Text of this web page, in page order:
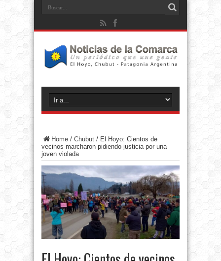
Home / Chubut / El Hoyo: Cientos de
vecinos marcharon pidiendo justicia por una
joven violada